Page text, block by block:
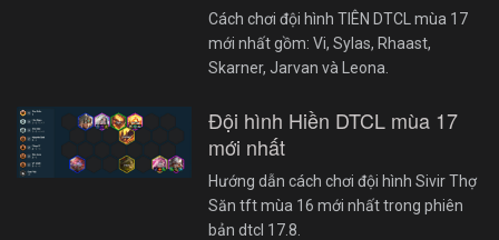
Cách chơi đội hình TIÊN DTCL mùa 17
mới nhất gồm: Vi, Sylas, Rhaast,
Skarner, Jarvan và Leona.
Đội hình Hiền DTCL mùa 17
mới nhất
Hướng dẫn cách chơi đội hình Sivir Thợ
Săn tft mùa 16 mới nhất trong phiên
bản dtcl 17.8.